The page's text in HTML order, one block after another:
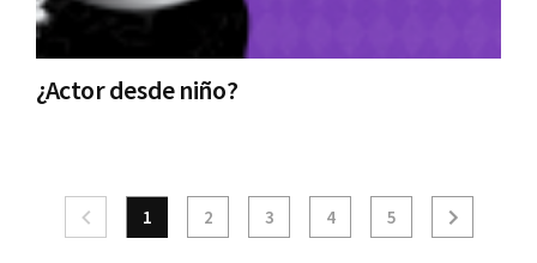
¿Actor desde niño?
1 2 3 4 5